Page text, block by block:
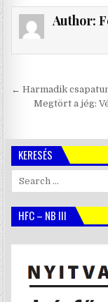
Author:
Bejegyzés
navigáció
← Harmadik
Megtört a jég:
KERESÉS
HFC – NB III